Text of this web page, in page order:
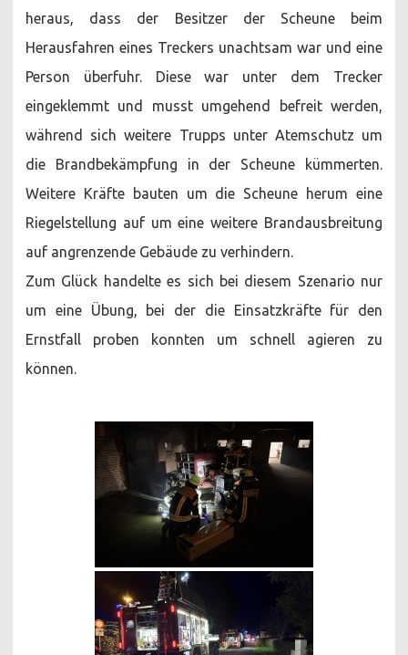
heraus, dass der Besitzer der Scheune beim
Herausfahren eines Treckers unachtsam war und eine
Person überfuhr. Diese war unter dem Trecker
eingeklemmt und musst umgehend befreit werden,
während sich weitere Trupps unter Atemschutz um
die Brandbekämpfung in der Scheune kümmerten.
Weitere Kräfte bauten um die Scheune herum eine
Riegelstellung auf um eine weitere Brandausbreitung
auf angrenzende Gebäude zu verhindern.
Zum Glück handelte es sich bei diesem Szenario nur
um eine Übung, bei der die Einsatzkräfte für den
Ernstfall proben konnten um schnell agieren zu
können.